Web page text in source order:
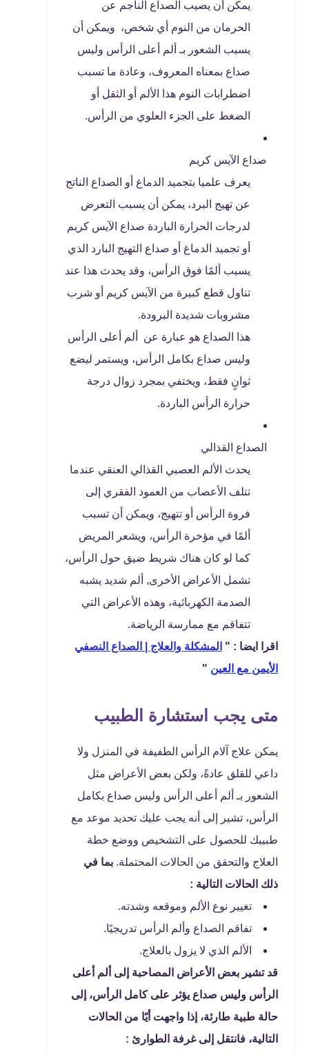
يمكن أن يصيب الصداع الناجم عن
الحرمان من النوم أي شخص، ويمكن أن
يسبب الشعور بـ ألم أعلى الرأس وليس
صداع بمعناه المعروف، وعادة ما تسبب
اضطرابات النوم هذا الألم أو الثقل أو
الضغط على الجزء العلوي من الرأس.
صداع الآيس كريم
يعرف علميا بتجميد الدماغ أو الصداع الناتج
عن تهيج البرد، يمكن أن يسبب التعرض
لدرجات الحرارة الباردة صداع الآيس كريم
أو تجميد الدماغ أو صداع التهيج البارد الذي
يسبب ألمًا فوق الرأس، وقد يحدث هذا عند
تناول قطع كبيرة من الآيس كريم أو شرب
مشروبات شديدة البرودة.
هذا الصداع هو عبارة عن ألم أعلى الرأس
وليس صداع بكامل الرأس، ويستمر لبضع
ثوانٍ فقط، ويختفي بمجرد زوال درجة
حرارة الرأس الباردة.
الصداع القذالي
يحدث الألم العصبي القذالي العنقي عندما
تتلف الأعصاب من العمود الفقري إلى
فروة الرأس أو تتهيج، ويمكن أن تسبب
ألمًا في مؤخرة الرأس، ويشعر المريض
كما لو كان هناك شريط ضيق حول الرأس،
تشمل الأعراض الأخرى, ألم شديد يشبه
الصدمة الكهربائية، وهذه الأعراض التي
تتفاقم مع ممارسة الرياضة.
اقرا ايضا : " المشكلة والعلاج | الصداع النصفي
الأيمن مع العين "
متى يجب استشارة الطبيب
يمكن علاج آلام الرأس الطفيفة في المنزل ولا
داعي للقلق عادةً، ولكن بعض الأعراض مثل
الشعور بـ ألم أعلى الرأس وليس صداع بكامل
الرأس، تشير إلى أنه يجب عليك تحديد موعد مع
طبيبك للحصول على التشخيص ووضع خطة
العلاج والتحقق من الحالات المحتملة. بما في
ذلك الحالات التالية :
تغيير نوع الألم وموقعه وشدته.
تفاقم الصداع وألم الرأس تدريجيًا.
الألم الذي لا يزول بالعلاج.
قد تشير بعض الأعراض المصاحبة إلى ألم أعلى
الرأس وليس صداع يؤثر على كامل الرأس، إلى
حالة طبية طارئة، إذا واجهت أيًا من الحالات
التالية، فانتقل إلى غرفة الطوارئ :